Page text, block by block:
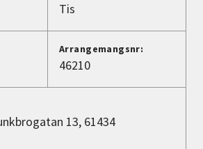
Tis
Arrangemangsnr:
46210
13, 61434